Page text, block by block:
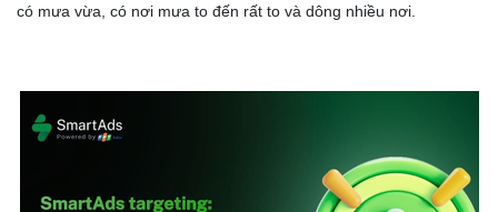
có mưa vừa, có nơi mưa to đến rất to và dông nhiều nơi.